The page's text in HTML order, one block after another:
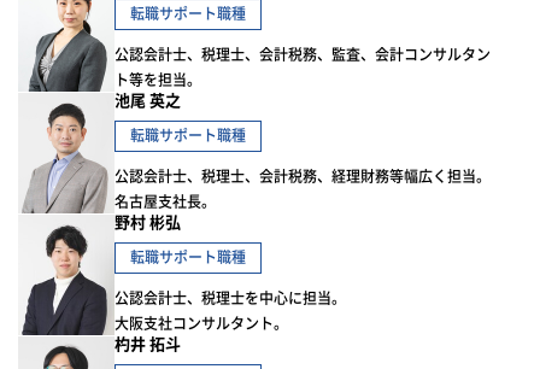
転職サポート職種
公認会計士、税理士、会計税務、監査、会計コンサルタン
ト等を担当。
池尾 英之
転職サポート職種
公認会計士、税理士、会計税務、経理財務等幅広く担当。
名古屋支社長。
野村 彬弘
転職サポート職種
公認会計士、税理士を中心に担当。
大阪支社コンサルタント。
杓井 拓斗